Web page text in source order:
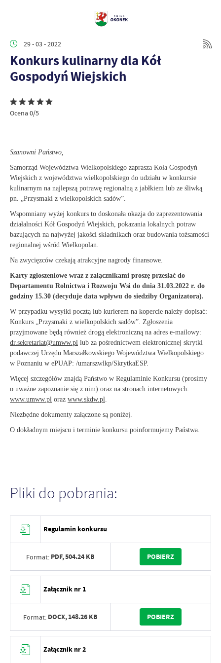
29 - 03 - 2022
Konkurs kulinarny dla Kół
Gospodyń Wiejskich
Ocena 0/5
Szanowni Państwo,
Samorząd Województwa Wielkopolskiego zaprasza Koła Gospodyń
Wiejskich z województwa wielkopolskiego do udziału w konkursie
kulinarnym na najlepszą potrawę regionalną z jabłkiem lub ze śliwką
pn. „Przysmaki z wielkopolskich sadów”.
Wspomniany wyżej konkurs to doskonała okazja do zaprezentowania
działalności Kół Gospodyń Wiejskich, pokazania lokalnych potraw
bazujących na najwyżej jakości składnikach oraz budowania tożsamości
regionalnej wśród Wielkopolan.
Na zwycięzców czekają atrakcyjne nagrody finansowe.
Karty zgłoszeniowe wraz z załącznikami proszę przesłać do
Departamentu Rolnictwa i Rozwoju Wsi do dnia 31.03.2022 r. do
godziny 15.30 (decyduje data wpływu do siedziby Organizatora).
W przypadku wysyłki pocztą lub kurierem na kopercie należy dopisać:
Konkurs „Przysmaki z wielkopolskich sadów”. Zgłoszenia
przyjmowane będą również drogą elektroniczną na adres e-mailowy:
dr.sekretariat@umww.pl lub za pośrednictwem elektronicznej skrytki
podawczej Urzędu Marszałkowskiego Województwa Wielkopolskiego
w Poznaniu w ePUAP: /umarszwlkp/SkrytkaESP.
Więcej szczegółów znajdą Państwo w Regulaminie Konkursu (prosimy
o uważne zapoznanie się z nim) oraz na stronach internetowych:
www.umww.pl oraz www.skdw.pl.
Niezbędne dokumenty załączone są poniżej.
O dokładnym miejscu i terminie konkursu poinformujemy Państwa.
Pliki do pobrania:
Regulamin konkursu
Format: PDF,504.24 KB POBIERZ
Załącznik nr 1
Format: DOCX,148.26 KB POBIERZ
Załącznik nr 2